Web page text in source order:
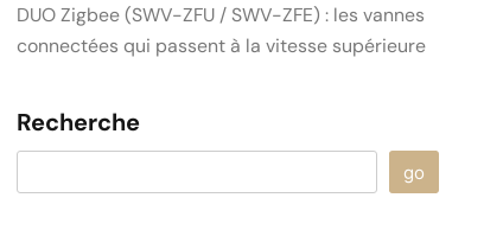
DUO Zigbee (SWV-ZFU / SWV-ZFE) : les vannes
connectées qui passent à la vitesse supérieure
Recherche
go